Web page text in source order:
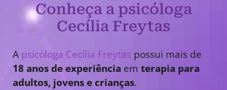
Conheça a psicóloga
Cecília Freytas
A psicóloga Cecília Freytas possui mais de
18 anos de experiência em terapia para
adultos, jovens e crianças.